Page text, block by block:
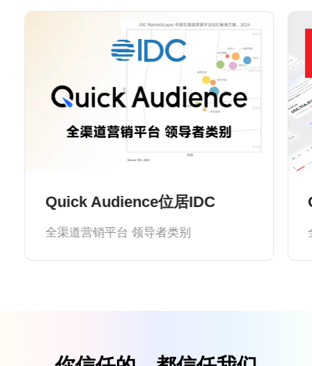
Quick Audience位居IDC
全渠道营销平台 领导者类别